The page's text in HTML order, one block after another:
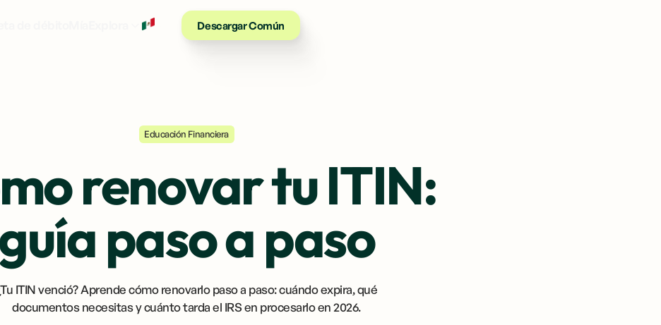
Descargar Común
Educación Financiera
renovar tu ITIN:
paso a paso
ITIN venció? Aprende cómo renovarlo paso a paso: cuándo expira, qué
documentos necesitas y cuánto tarda el IRS en procesarlo en 2026.